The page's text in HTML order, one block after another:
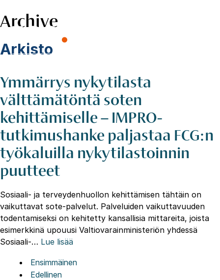
Skip
to
Archive
Arkisto
Ymmärrys nykytilasta
välttämätöntä soten
kehittämiselle – IMPRO-
tutkimushanke paljastaa FCG:n
työkaluilla nykytilastoinnin
puutteet
Sosiaali- ja terveydenhuollon kehittämisen tähtäin on
vaikuttavat sote-palvelut. Palveluiden vaikuttavuuden
todentamiseksi on kehitetty kansallisia mittareita, joista
esimerkkinä upouusi Valtiovarainministeriön yhdessä
Sosiaali-… Lue lisää
Ensimmäinen
Edellinen